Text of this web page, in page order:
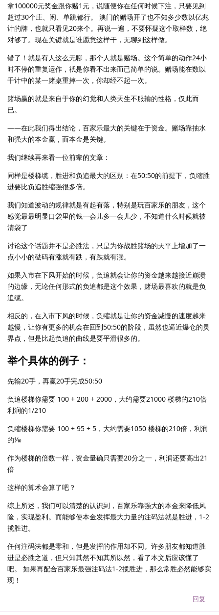
拿100000元奖金跟你赌1元，说随便你在任何时候下注，只要见到
超过30个庄、闲、单跳都行。 澳门的赌场开了也不知多少数以亿兆
计的牌，也就只看见20来个。再说一遍，不要怀疑这个取样数，绝
对够了。现在关键就是谁愿意这样干，无聊到这样做。
错了！就是有人这么无聊，那个人就是赌场。这个简单的动作24小
时不停的重复运作，祇是你看不出来而已简单的说。赌场能在数以
千计中的某一赌桌重摔一次，你却经不起一次。
赌场赢的就是来自于你的幻觉和人类天生不服输的性格，仅此而
已。
——在此我们得出结论，百家乐最大的关键在于资金。赌场靠抽水
和强大的本金赢，而本金是关键。
我们继续再来看一位前辈的文章：
同样是楼梯缆，胜进和负追最大的区别：在50:50的前提下，负缩胜
进要比负追胜缩强很多倍。
我们知道波动的规律就是有起有落，特别是玩百家乐的朋友，这个
感觉最最明显口袋里的钱一会儿多一会儿少，不知道什么时候就被
清袋了
讨论这个话题并不是必胜法，只是为你战胜赌场的天平上增加了一
点小小的砝码有涨就有跌，有跌就有涨。
如果入市在下风开始的时候，负追就会让你的资金越来越接近崩溃
的边缘，无论任何形式的负追都是这个效果，赌场最喜欢的就是负
追缆。
相反的，在入市下风的时候，负缩就是让你的资金减慢的速度越来
越慢，让你有更多的机会在回到50:50的阶段，虽然也逼近爆仓的灵
界点，但是比起负追的曲线是要平滑很多的。
举个具体的例子：
先输20手，再赢20手完成50:50
负追楼梯你需要 100 + 200 + 2000，大约需要21000 楼梯的210倍
利润的1/210
负缩楼梯你需要 100 + 95 + 5，大约需要1050 楼梯的210倍，利润
的⅒
作为楼梯的倍数一样，资金量确只需要20分之一，利润还要高出21
倍
这样的算术会算了吧？
综上所述，我们可以清楚的认识到，百家乐靠强大的本金来降低风
险，实现盈利。而能够使本金发挥最大力量的注码法就是胜进，1-2
揽胜进。
任何注码法都是零和，但是发挥的作用却不同。许多朋友都知道胜
进是必胜之道，但只知其然不知其所以然，看了本文后应该懂了
吧。 如果再配合百家乐最强注码法1-2揽胜进，那么常胜必然能够实
现！
回复